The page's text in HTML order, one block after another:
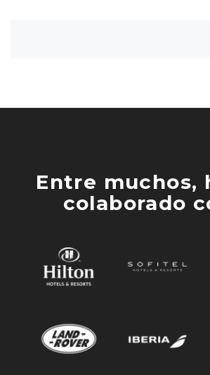
Entre muchos,
colaborado